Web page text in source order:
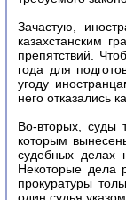
Зачастую,
казахстанским
препятствий.
года для
угоду
него отказались
Во-вторых, суды
которым
судебных делах
Некоторые дела
прокуратуры